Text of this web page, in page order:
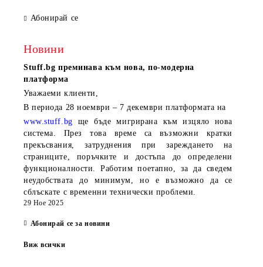
Абонирай се
Новини
Stuff.bg преминава към нова, по-модерна
платформа
Уважаеми клиенти,
В периода 28 ноември – 7 декември платформата на
www.stuff.bg ще бъде мигрирана към изцяло нова
система. През това време са възможни кратки
прекъсвания, затруднения при зареждането на
страниците, поръчките и достъпа до определени
функционалности. Работим поетапно, за да сведем
неудобствата до минимум, но е възможно да се
сблъскате с временни технически проблеми.
29 Ное 2025
Абонирай се за новини
Виж всички